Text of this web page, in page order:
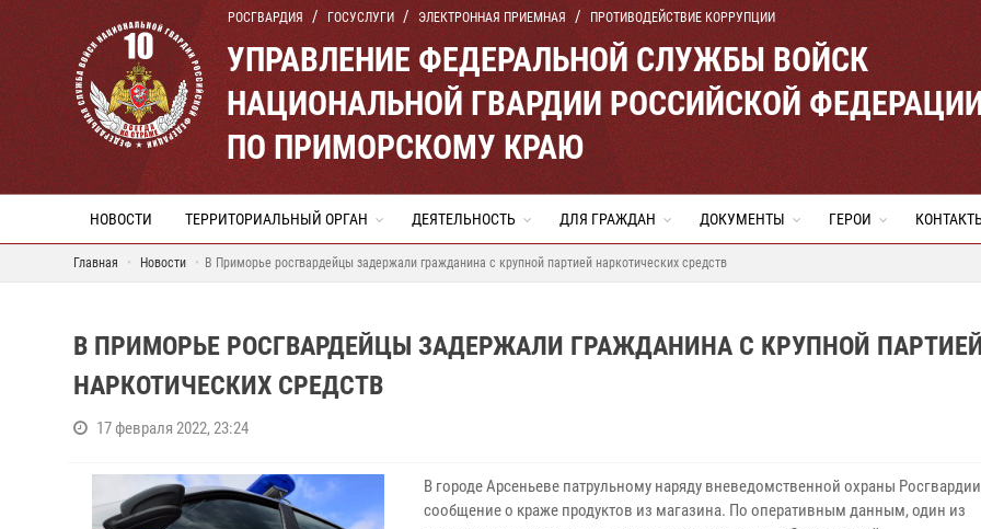
РОСГВАРДИЯ ГОСУСЛУГИ ЭЛЕКТРОННАЯ ПРИЕМНАЯ ПРОТИВОДЕЙСТВИЕ КОРРУПЦИИ
УПРАВЛЕНИЕ ФЕДЕРАЛЬНОЙ СЛУЖБЫ ВОЙСК
НАЦИОНАЛЬНОЙ ГВАРДИИ РОССИЙСКОЙ
ПО ПРИМОРСКОМУ КРАЮ
НОВОСТИ ТЕРРИТОРИАЛЬНЫЙ ОРГАН ДЕЯТЕЛЬНОСТЬ ДЛЯ ГРАЖДАН ДОКУМЕНТЫ ГЕРОИ
Главная Новости В Приморье росгвардейцы задержали гражданина с крупной партией наркотических средств
В ПРИМОРЬЕ РОСГВАРДЕЙЦЫ ЗАДЕРЖАЛИ ГРАЖДАНИНА С КРУПНОЙ
НАРКОТИЧЕСКИХ СРЕДСТВ
17 февраля 2022, 23:24
В городе Арсеньеве патрульному наряду вневедомственной охраны
сообщение о краже продуктов из магазина. По оперативным данным, один из